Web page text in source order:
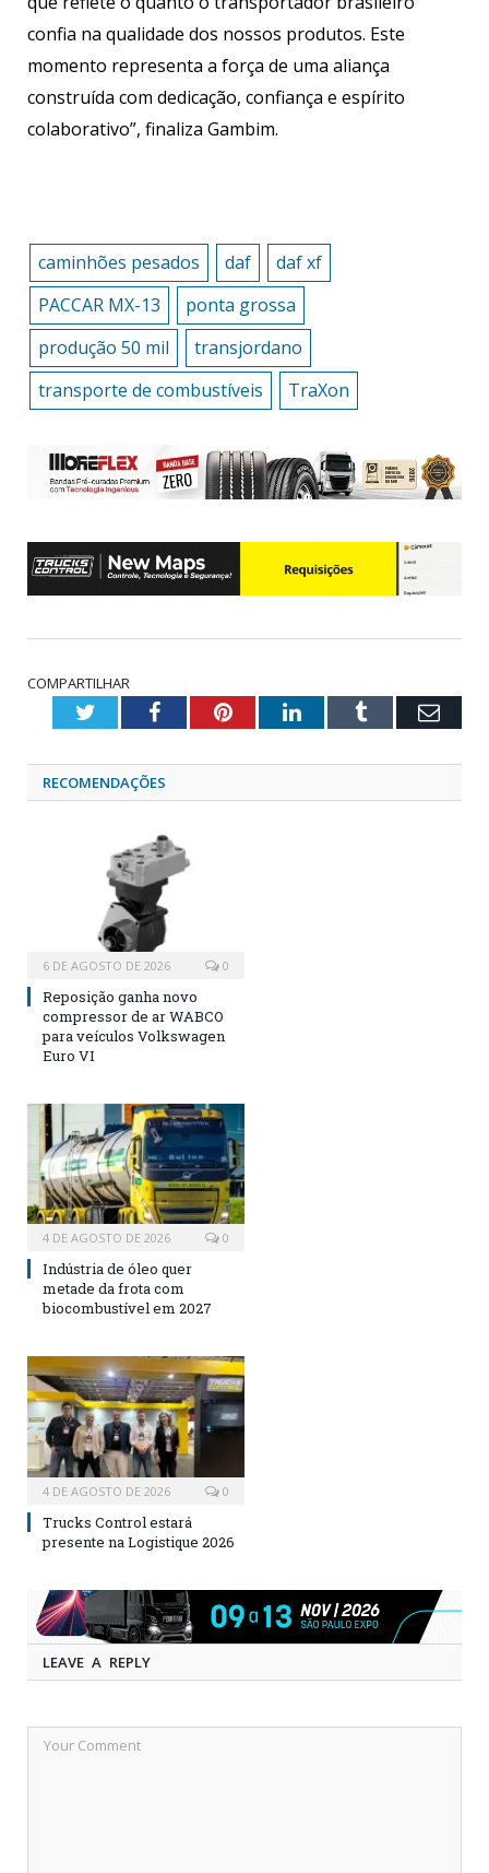
confia na qualidade dos nossos produtos. Este
momento representa a força de uma aliança
construída com dedicação, confiança e espírito
colaborativo”, finaliza Gambim.
caminhões pesados daf
daf xf
PACCAR MX-13
ponta grossa
produção 50 mil
transjordano
transporte de combustíveis
TraXon
COMPARTILHAR
TwitterFacebookPinterestLinkedInTumblr
RECOMENDAÇÕES
6 DE AGOSTO DE 2026 0
Reposição ganha novo
compressor de ar WABCO
para veículos Volkswagen
Euro VI
4 DE AGOSTO DE 2026 0
Indústria de óleo quer
metade da frota com
biocombustível em 2027
4 DE AGOSTO DE 2026 0
Trucks Control estará
presente na Logistique 2026
LEAVE A REPLY